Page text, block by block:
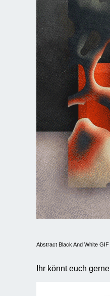
Abstract Black And White
Ihr könnt euch